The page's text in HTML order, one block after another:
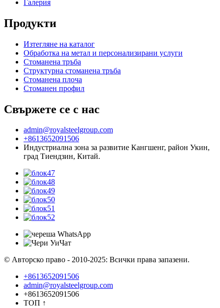
Галерия
Продукти
Изтегляне на каталог
Обработка на метал и персонализирани услуги
Стоманена тръба
Структурна стоманена тръба
Стоманена плоча
Стоманен профил
Свържете се с нас
admin@royalsteelgroup.com
+8613652091506
Индустриална зона за развитие Кангшенг, район Укин,
град Тиендзин, Китай.
© Авторско право - 2010-2025: Всички права запазени.
+8613652091506
admin@royalsteelgroup.com
+8613652091506
ТОП ↑